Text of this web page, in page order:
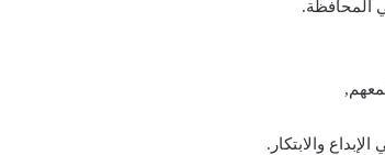
المحافظة.
والابتكار.